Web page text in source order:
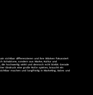
sichtbar differenzieren und ihre Stärken fokussiert
Schablone, sondern aus Marke, Kultur und
die hochwertig wirkt und dennoch echt bleibt. Gerade
Eindruck eine große Rolle spielen, braucht ein
machen und langfristig in Marketing, Sales und